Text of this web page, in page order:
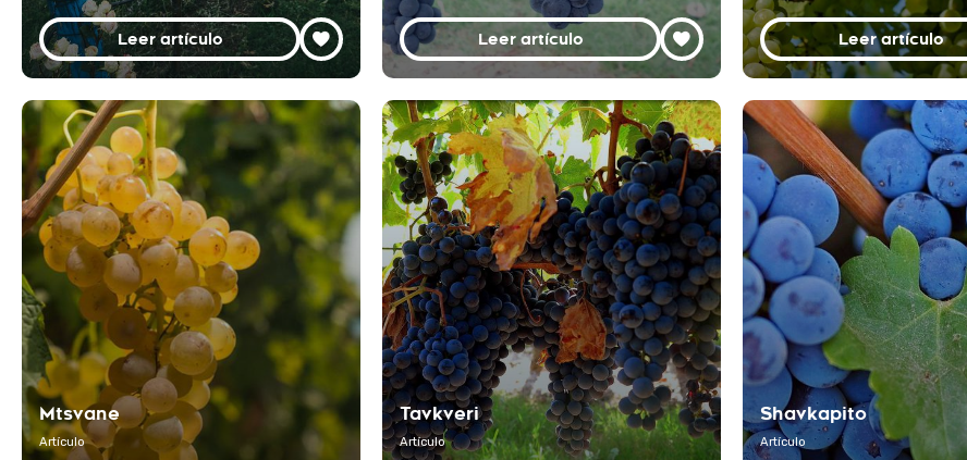
Leer artículo Leer artículo Leer artículo
Mtsvane
Artículo
Tavkveri
Artículo
Shavkapito
Artículo